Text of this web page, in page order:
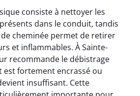
consiste à nettoyer les
dans le conduit, tandis
cheminée permet de retirer
et inflammables. À Sainte-
recommande le débistrage
est fortement encrassé ou
insuffisant. Cette